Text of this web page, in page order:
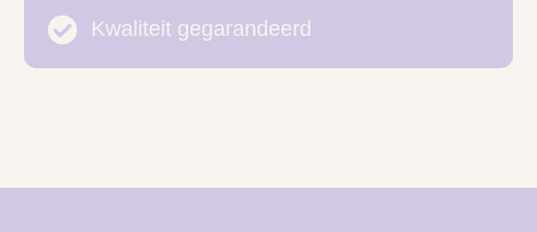
Kwaliteit gegarandeerd